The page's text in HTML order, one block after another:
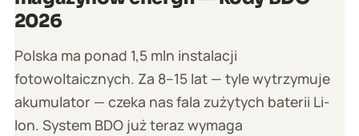
2026
Polska ma ponad 1,5 mln instalacji
fotowoltaicznych. Za 8–15 lat — tyle wytrzymuje
akumulator — czeka nas fala zużytych baterii Li-
Ion. System BDO już teraz wymaga